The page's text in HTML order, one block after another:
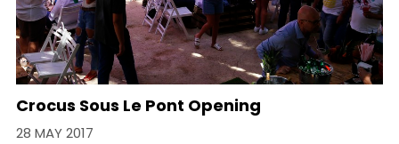
Crocus Sous Le Pont Opening
28 MAY 2017